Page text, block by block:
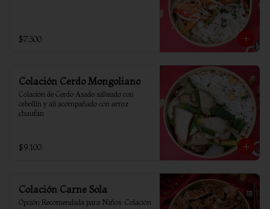
$7.300
Colación Cerdo Mongoliano
Colación de Cerdo Asado salteado con
cebollín y ají acompañado con arroz
chaufan
$9.100
Colación Carne Sola
Opción Recomendada para Niños. Colación